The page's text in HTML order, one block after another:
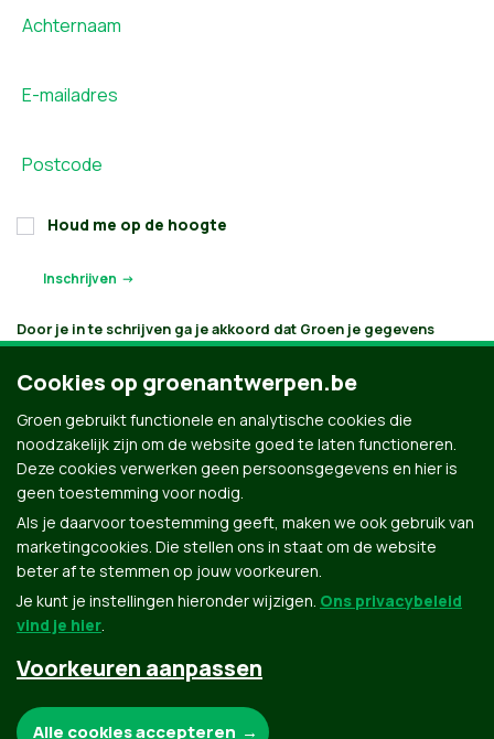
Achternaam
E-mailadres
Postcode
Houd me op de hoogte
Door je in te schrijven ga je akkoord dat Groen je gegevens
verwerkt en bijhoudt volgenshaar privacybeleid. Als je aanvinkt
dat je e-mails wilt ontvangen, houden we je op de hoogte
volgens je interesses. Je kan je gegevens opvragen, laten
verbeteren of laten verwijderen.
Groen.be
Cookies op groenantwerpen.be
Groen gebruikt functionele en analytische cookies die
noodzakelijk zijn om de website goed te laten functioneren.
Deze cookies verwerken geen persoonsgegevens en hier is
geen toestemming voor nodig.
Als je daarvoor toestemming geeft, maken we ook gebruik van
marketingcookies. Die stellen ons in staat om de website
beter af te stemmen op jouw voorkeuren.
Je kunt je instellingen hieronder wijzigen. Ons privacybeleid
vind je hier.
Voorkeuren aanpassen
Alle cookies accepteren